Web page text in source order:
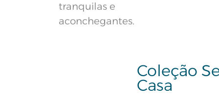
tranquilas e
aconchegantes.
Coleção
Casa